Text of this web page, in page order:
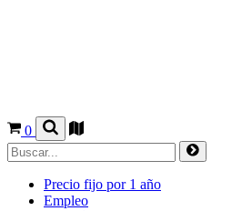
0
Precio fijo por 1 año
Empleo